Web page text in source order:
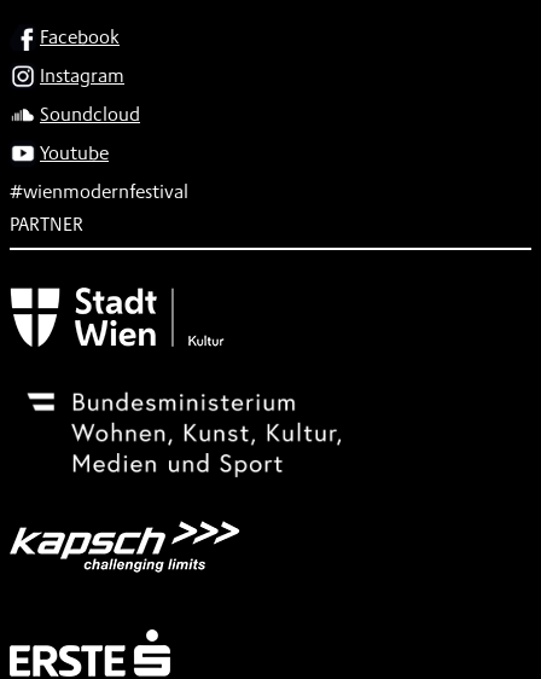
SOCIALFacebook
Instagram
Soundcloud
Youtube
#wienmodernfestival
PARTNER
Subventionsgeber